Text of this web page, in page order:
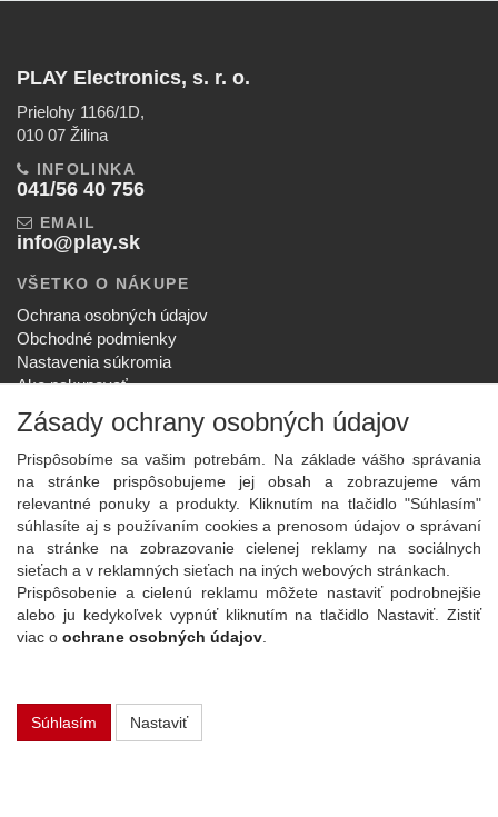
PLAY Electronics, s. r. o.
Prielohy 1166/1D,
010 07 Žilina
INFOLINKA
041/56 40 756
EMAIL
info@play.sk
VŠETKO O NÁKUPE
Ochrana osobných údajov
Obchodné podmienky
Nastavenia súkromia
Ako nakupovať
Reklamačný poriadok
SPOLOČNOSŤ
O nás
Kontakt
Služby
Aktuality
NOVINKY NA EMAIL
Prihlásiť
Viac informácií o tejto službe
Copyright
Zásady ochrany osobných údajov
Prispôsobíme sa vašim potrebám. Na základe vášho správania
na stránke prispôsobujeme jej obsah a zobrazujeme vám
relevantné ponuky a produkty. Kliknutím na tlačidlo "Súhlasím"
súhlasíte aj s používaním cookies a prenosom údajov o správaní
na stránke na zobrazovanie cielenej reklamy na sociálnych
sieťach a v reklamných sieťach na iných webových stránkach.
Prispôsobenie a cielenú reklamu môžete nastaviť podrobnejšie
alebo ju kedykoľvek vypnúť kliknutím na tlačidlo Nastaviť. Zistiť
viac o ochrane osobných údajov
Súhlasím Nastaviť